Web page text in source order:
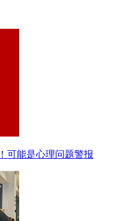
可能是心理问题警报